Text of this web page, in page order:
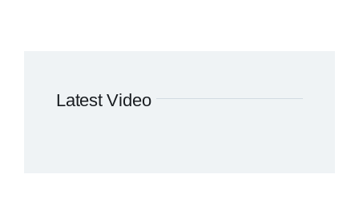
Latest Video